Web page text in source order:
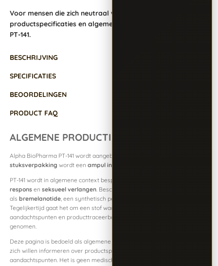
Voor mensen die zich neutraal willen informeren over
productspecificaties en algemene aandachtspunten rond
PT-141.
BESCHRIJVING
SPECIFICATIES
BEOORDELINGEN
PRODUCT FAQ
ALGEMENE PRODUCTINFORMATIE
Alpha BioPharma PT-141 wordt aangeboden in
stuksverpakking wordt een ampul injectiewater
PT-141 wordt in algemene context besproken in relatie tot
respons en seksueel verlangen. Beschikbare bronnen beschrijven PT-141
als bremelanotide, een synthetisch peptide uit de melanocortinegroep.
Tegelijkertijd gaat het om een stof waarbij gezondheidsrisico’s, juridische
aandachtspunten en producttraceerbaarheid serieus moeten worden
genomen.
Deze pagina is bedoeld als algemene productinformatie voor mensen die
zich willen informeren over productspecificaties en algemene
aandachtspunten. Het is geen medisch advies, geen gebruiksadvies en